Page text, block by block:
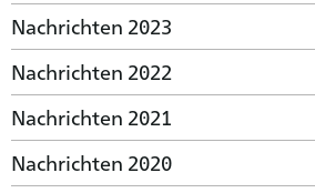
Nachrichten 2023
Nachrichten 2022
Nachrichten 2021
Nachrichten 2020